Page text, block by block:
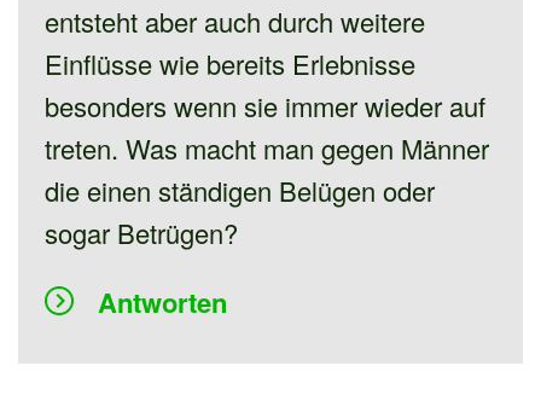
entsteht aber auch durch weitere
Einflüsse wie bereits Erlebnisse
besonders wenn sie immer wieder auf
treten. Was macht man gegen Männer
die einen ständigen Belügen oder
sogar Betrügen?
Antworten